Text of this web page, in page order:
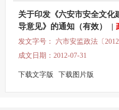
关于印发《六安市安全文化
导意见》的通知（有效）
|
发文字号： 六市安监政法〔
成文日期：2012-07-31
下载文字版 下载图片版